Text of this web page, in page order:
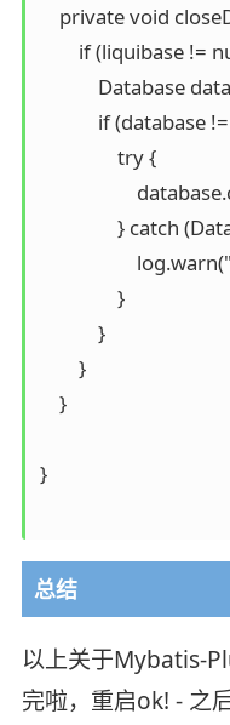
private void
if (liquibase !=
Database
if (database
                try {
} catch
                }
            }
        }
    }
}
总结
以上关于Mybatis-
完啦，重启ok! - 之